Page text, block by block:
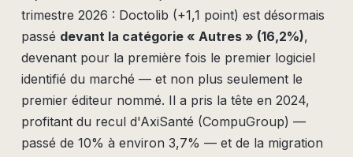
trimestre 2026 : Doctolib (+1,1 point) est désormais
passé devant la catégorie « Autres » (16,2%),
devenant pour la première fois le premier logiciel
identifié du marché — et non plus seulement le
premier éditeur nommé. Il a pris la tête en 2024,
profitant du recul d'AxiSanté (CompuGroup) —
passé de 10% à environ 3,7% — et de la migration